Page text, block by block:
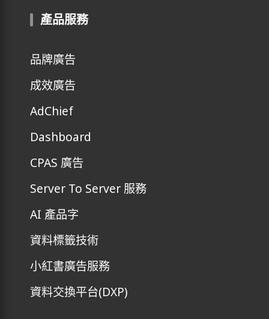
產品服務
品牌廣告
成效廣告
AdChief
Dashboard
CPAS 廣告
Server To Server 服務
AI 產品字
資料標籤技術
小紅書廣告服務
資料交換平台(DXP)